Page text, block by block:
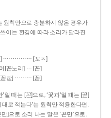
원칙만으로 충분하지 않은 경우가
이는 환경에 따라 소리가 달라진
…………… [꼬ㅊ]
[꼰노리] … [꼰]
빧] ……… [꼳]
’일 때는 [꼰]으로, ‘꽃과’일 때는 [꼳]
로 적는다’는 원칙만 적용한다면,
]으로 소리 나는 말은 ‘꼰만’으로,